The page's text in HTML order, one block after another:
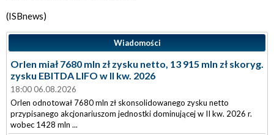
(ISBnews)
Wiadomości
Orlen miał 7680 mln zł zysku netto, 13 915 mln zł skoryg.
zysku EBITDA LIFO w II kw. 2026
18:00 06.08.2026
Orlen odnotował 7680 mln zł skonsolidowanego zysku netto
przypisanego akcjonariuszom jednostki dominującej w II kw. 2026 r.
wobec 1428 mln ...